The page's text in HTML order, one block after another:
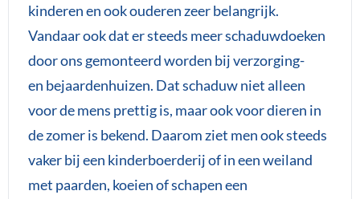
kinderen en ook ouderen zeer belangrijk.
Vandaar ook dat er steeds meer schaduwdoeken
door ons gemonteerd worden bij verzorging-
en bejaardenhuizen. Dat schaduw niet alleen
voor de mens prettig is, maar ook voor dieren in
de zomer is bekend. Daarom ziet men ook steeds
vaker bij een kinderboerderij of in een weiland
met paarden, koeien of schapen een